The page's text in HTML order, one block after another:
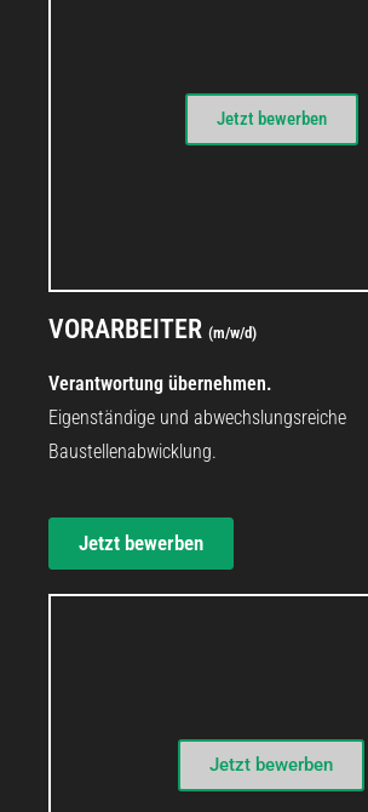
Jetzt bewerben
VORARBEITER (m/w/d)
Verantwortung übernehmen.
Eigenständige und abwechslungsreiche
Baustellenabwicklung.
Jetzt bewerben
Jetzt bewerben